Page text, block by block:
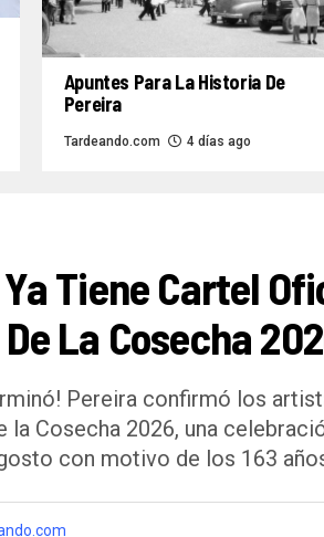
Apuntes Para La Historia De
Pereira
Tardeando.com 4 días ago
Tiene Cartel
La Cosecha
Pereira confirmó los
la Cosecha 2026, una
con motivo de los 163